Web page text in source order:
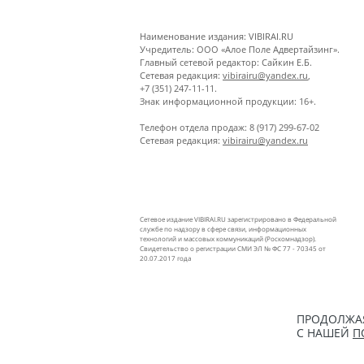
Наименование издания: VIBIRAI.RU
Учредитель: ООО «Алое Поле Адвертайзинг».
Главный сетевой редактор: Сайкин Е.Б.
Сетевая редакция: vibirairu@yandex.ru
+7 (351) 247-11-11.
Знак информационной продукции: 16+.
Телефон отдела продаж: 8 (917) 299-67-02
Сетевая редакция: vibirairu@yandex.ru
Сетевое издание VIBIRAI.RU зарегистрировано в Федеральной
службе по надзору в сфере связи, информационных
технологий и массовых коммуникаций (Роскомнадзор).
Свидетельство о регистрации СМИ ЭЛ № ФС 77 - 70345 от
20.07.2017 года
С НАШЕЙ